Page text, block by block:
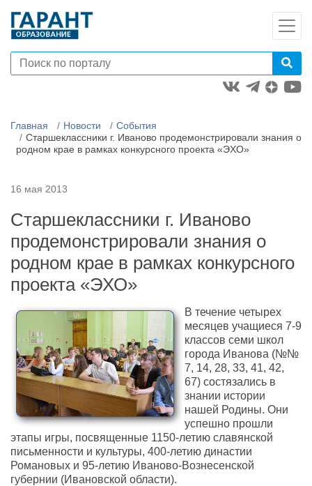
Главная Новости
События
Старшеклассники г. Иваново продемонстрировали знания о
родном крае в рамках конкурсного проекта «ЭХО»
16 мая 2013
Старшеклассники г. Иваново
продемонстрировали знания о
родном крае в рамках конкурсного
проекта «ЭХО»
В течение четырех
месяцев учащиеся 7-9
классов семи школ
города Иванова (№№
7, 14, 28, 33, 41, 42,
67) состязались в
знании истории
нашей Родины. Они
успешно прошли
этапы игры, посвященные 1150-летию славянской
письменности и культуры, 400-летию династии
Романовых и 95-летию Иваново-Вознесенской
губернии (Ивановской области).